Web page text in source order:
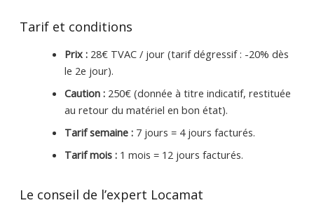
Tarif et conditions
Prix :28€ TVAC / jour (tarif dégressif : -20% dès
le 2e jour).
Caution :250€ (donnée à titre indicatif, restituée
au retour du matériel en bon état).
Tarif semaine :7 jours = 4 jours facturés.
Tarif mois :1 mois = 12 jours facturés.
Le conseil de l’expert Locamat